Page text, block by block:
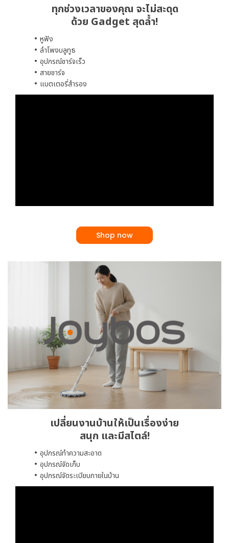
ทุกช่วงเวลาของคุณ จะไม่สะดุด
ด้วย Gadget สุดล้ำ!
หูฟัง
ลำโพงบลูทูธ
อุปกรณ์ชาร์จเร็ว
สายชาร์จ
แบตเตอรี่สำรอง
Shop now
เปลี่ยนงานบ้านให้เป็นเรื่องง่าย
สนุก และมีสไตล์!
อุปกรณ์ทำความสะอาด
อุปกรณ์จัดเก็บ
อุปกรณ์จัดระเบียบภายในบ้าน